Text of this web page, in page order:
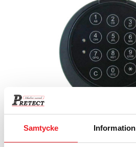
Samtycke Information
2 350kr